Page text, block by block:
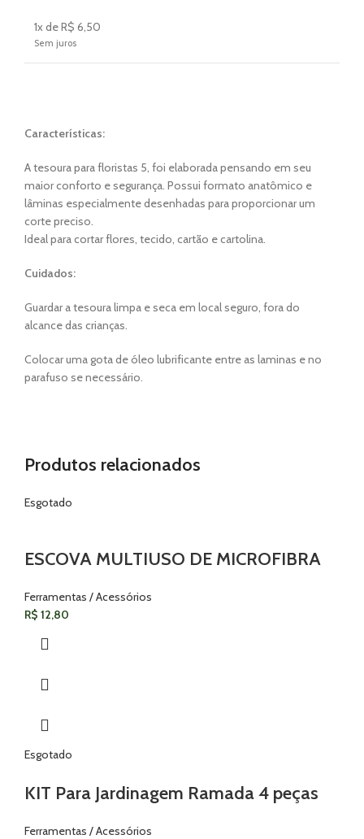
1x de R$ 6,50
Sem juros
Características:
A tesoura para floristas 5, foi elaborada pensando em seu
maior conforto e segurança. Possui formato anatômico e
lâminas especialmente desenhadas para proporcionar um
corte preciso.
Ideal para cortar flores, tecido, cartão e cartolina.
Cuidados:
Guardar a tesoura limpa e seca em local seguro, fora do
alcance das crianças.
Colocar uma gota de óleo lubrificante entre as laminas e no
parafuso se necessário.
Produtos relacionados
Esgotado
ESCOVA MULTIUSO DE MICROFIBRA
Ferramentas / Acessórios
R$ 12,80
Esgotado
KIT Para Jardinagem Ramada 4 peças
Ferramentas / Acessórios